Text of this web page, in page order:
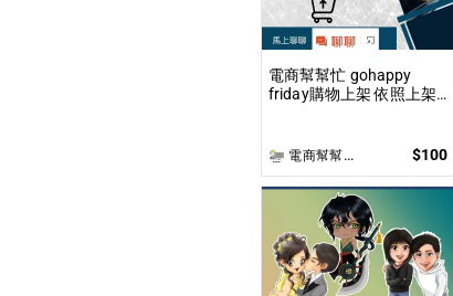
電商幫幫忙 gohappy
friday購物上架 依照上架
電商幫幫忙(電商平台代營運/電商上架/運營策略/網路行銷) $100